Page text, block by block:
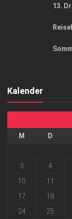
13.
Kalender
M D
3
4
10
11
17
18
24
25